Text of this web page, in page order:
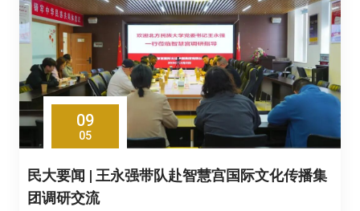
09
05
民大要闻 | 王永强带队赴智慧宫国际文化传播集
团调研交流